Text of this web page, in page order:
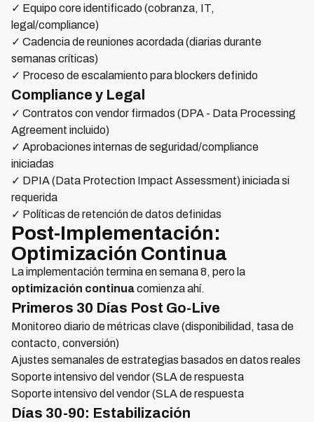
✓ Equipo core identificado (cobranza, IT,
legal/compliance)
✓ Cadencia de reuniones acordada (diarias durante
semanas críticas)
✓ Proceso de escalamiento para blockers definido
Compliance y Legal
✓ Contratos con vendor firmados (DPA - Data Processing
Agreement incluido)
✓ Aprobaciones internas de seguridad/compliance
iniciadas
✓ DPIA (Data Protection Impact Assessment) iniciada si
requerida
✓ Políticas de retención de datos definidas
Post-Implementación:
Optimización Continua
La implementación termina en semana 8, pero la
optimización continuacomienza ahí.
Primeros 30 Días Post Go-Live
Monitoreo diario de métricas clave (disponibilidad, tasa de
contacto, conversión)
Ajustes semanales de estrategias basados en datos reales
Soporte intensivo del vendor (SLA de respuesta
Soporte intensivo del vendor (SLA de respuesta
Días 30-90: Estabilización